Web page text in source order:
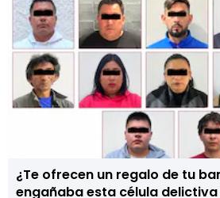
¿Te ofrecen un regalo de tu
engañaba esta célula